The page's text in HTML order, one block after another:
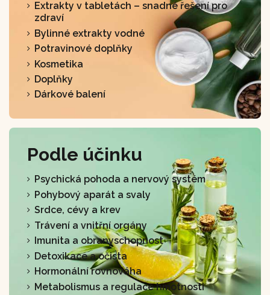
Extrakty v tabletách – snadné řešení pro
zdraví
Bylinné extrakty vodné
Potravinové doplňky
Kosmetika
Doplňky
Dárkové balení
Podle účinku
Psychická pohoda a nervový systém
Pohybový aparát a svaly
Srdce, cévy a krev
Trávení a vnitřní orgány
Imunita a obranyschopnost
Detoxikace a očista
Hormonální rovnováha
Metabolismus a regulace hmotnosti